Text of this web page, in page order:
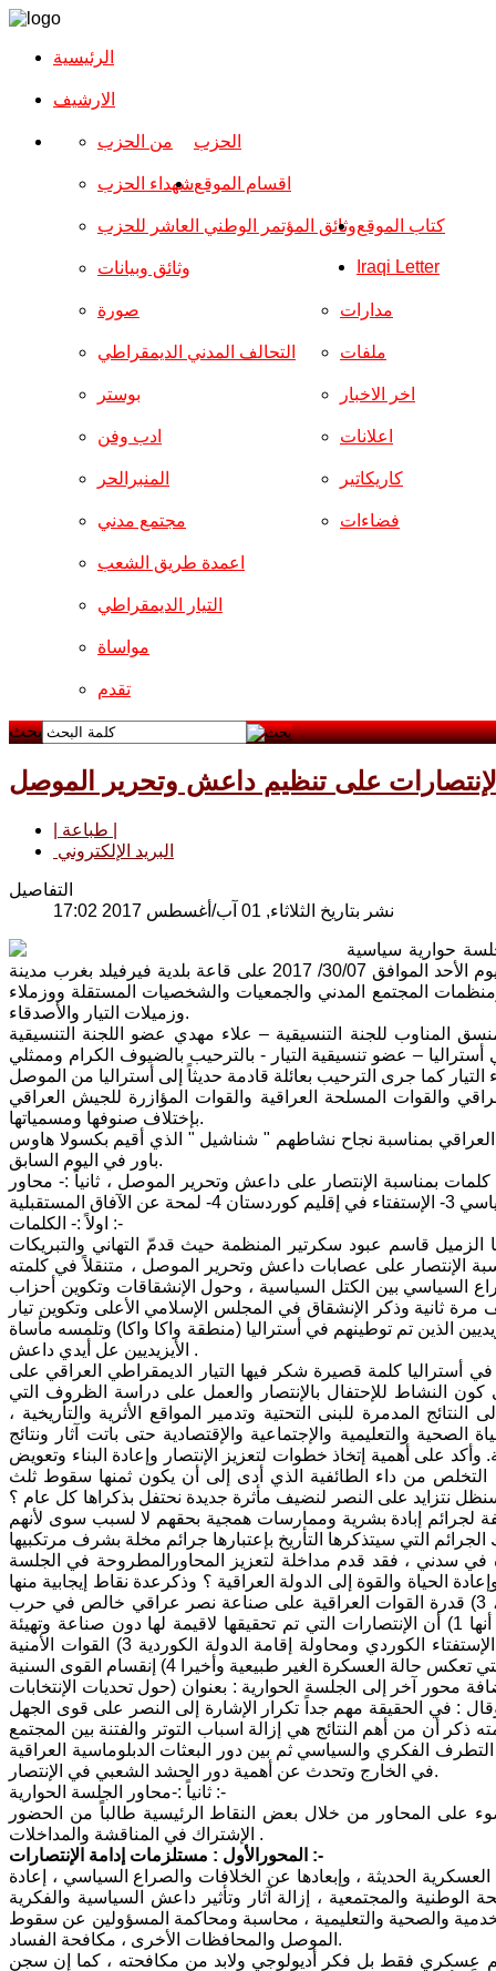
الرئيسية
الارشیف
الحزب من الحزب
شهداء الحزب
وثائق المؤتمر الوطني العاشر للحزب
وثائق وبيانات
اقسام الموقع
صورة
التحالف المدني الديمقراطي
بوستر
ادب وفن
المنبرالحر
مجتمع مدني
مدارات
ملفات
اخر الاخبار
اعلانات
كاريكاتير
فضاءات
اعمدة طريق الشعب
التيار الديمقراطي
مواساة
تقدم
كتاب الموقع
Iraqi Letter
بحث
على تنظيم داعش وتحرير الموصل
البريد الإلكتروني
التفاصيل
نشر بتاريخ الثلاثاء, 01 آب/أغسطس 2017 17:02
جلسة حوارية سياسية
وفكرية ، إحتفالاً بالإنتصارات على تنظيم داعش وتحرير الموصل ، وذلك في مساء يوم الأحد الموافق 30/07/ 2017 على قاعة بلدية فيرفيلد بغرب مدينة
المجتمع المدني والجمعيات والشخصيات المستقلة ووزملاء
وزميلات التيار والأصدقاء.
المناوب للجنة التنسيقية – علاء مهدي عضو اللجنة التنسيقية
– عضو تنسيقية التيار - بالترحيب بالضيوف الكرام وممثلي
والقوات المسلحة العراقية والقوات المؤازرة للجيش العراقي
بإختلاف صنوفها ومسمياتها.
العراقي بمناسبة نجاح نشاطهم " شناشيل " الذي أقيم بكسولا هاوس
باور في اليوم السابق.
بمناسبة الإنتصار على داعش وتحرير الموصل ، ثانياً :- محاور
اولاً :- الكلمات :-
الزميل قاسم عبود سكرتير المنظمة حيث قدمّ التهاني والتبريكات
الإنتصار على عصابات داعش وتحرير الموصل ، متنقلاً في كلمته
السياسي بين الكتل السياسية ، وحول الإنشقاقات وتكوين أحزاب
ثانية وذكر الإنشقاق في المجلس الإسلامي الأعلى وتكوين تيار
الذين تم توطينهم في أستراليا (منطقة واكا واكا) وتلمسه مأساة
الأيزيديين عل أيدي داعش .
أستراليا كلمة قصيرة شكر فيها التيار الديمقراطي العراقي على
النشاط للإحتفال بالإنتصار والعمل على دراسة الظروف التي
المدمرة للبنى التحتية وتدمير المواقع الأثرية والتأريخية ،
والتعليمية والإجتماعية والإقتصادية حتى باتت آثار ونتائج
وأكد على أهمية إتخاذ خطوات لتعزيز الإنتصار وإعادة البناء وتعويض
من داء الطائفية الذي أدى إلى أن يكون ثمنها سقوط ثلث
نتزايد على النصر لنضيف مأثرة جديدة نحتفل بذكراها كل عام ؟
لجرائم إبادة بشرية وممارسات همجية بحقهم لا لسبب سوى لأنهم
في سدني ، فقد قدم مداخلة لتعزيز المحاورالمطروحة في الجلسة
الحياة والقوة إلى الدولة العراقية ؟ وذكرعدة نقاط إيجابية منها
:- 1) اعادة اللحمة العراقية ، 2) عودة العراق كلاعب إقليمي أساسي في المنطقة ، 3) قدرة القوات العراقية على صناعة نصر عراقي خالص في حرب
معقدة. أما التحديات التي ستواجه العراق بعد هذه المرحلة فيرى الأستاذ الياسري أنها 1) أن الإنتصارات التي تم تحقيقها لاقيمة لها دون صناعة وتهيئة
خطاب وطني موحد وإستراتيجية سياسية تحصن العمق الداخلي العراقي 2) أزمة الإستفتاء الكوردي ومحاولة إقامة الدولة الكوردية 3) القوات الأمنية
محور آخر إلى الجلسة الحوارية : بعنوان (حول تحديات الإنتخابات
: في الحقيقة مهم جداً تكرار الإشارة إلى النصر على قوى الجهل
أن من أهم النتائج هي إزالة اسباب التوتر والفتنة بين المجتمع
الفكري والسياسي ثم بين دور البعثات الدبلوماسية العراقية
في الخارج وتحدث عن أهمية دور الحشد الشعبي في الإنتصار.
ثانياً :-محاور الجلسة الحوارية :-
على المحاور من خلال بعض النقاط الرئيسية طالباً من الحضور
الإشتراك في المناقشة والمداخلات .
المحورالأول : مستلزمات إدامة الإنتصارات :-
الحديثة ، وإبعادها عن الخلافات والصراع السياسي ، إعادة
الوطنية والمجتمعية ، إزالة آثار وتأثير داعش السياسية والفكرية
والصحية والتعليمية ، محاسبة ومحاكمة المسؤولين عن سقوط
الموصل والمحافظات الأخرى ، مكافحة الفساد.
عسكري فقط بل فكر أديولوجي ولابد من مكافحته ، كما إن سجن